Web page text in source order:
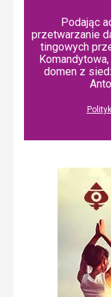
Podając
przetwarzanie
tin­go­wych
domen z